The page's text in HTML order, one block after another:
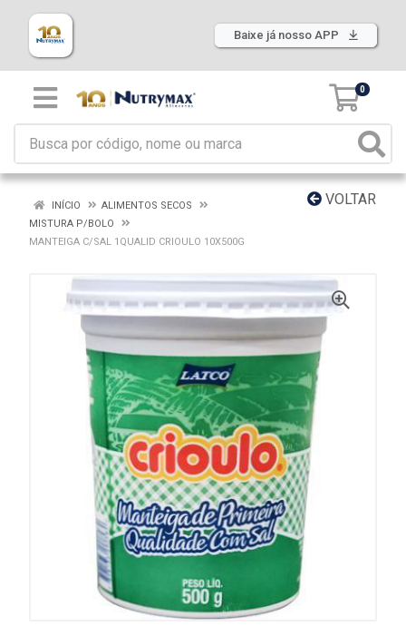
Baixe já nosso APP
0
VOLTAR
INÍCIO
ALIMENTOS SECOS
MISTURA P/BOLO
MANTEIGA C/SAL 1QUALID CRIOULO 10X500G